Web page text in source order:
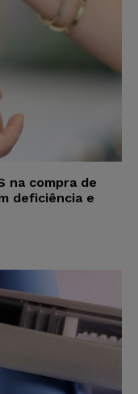
na compra de
deficiência e